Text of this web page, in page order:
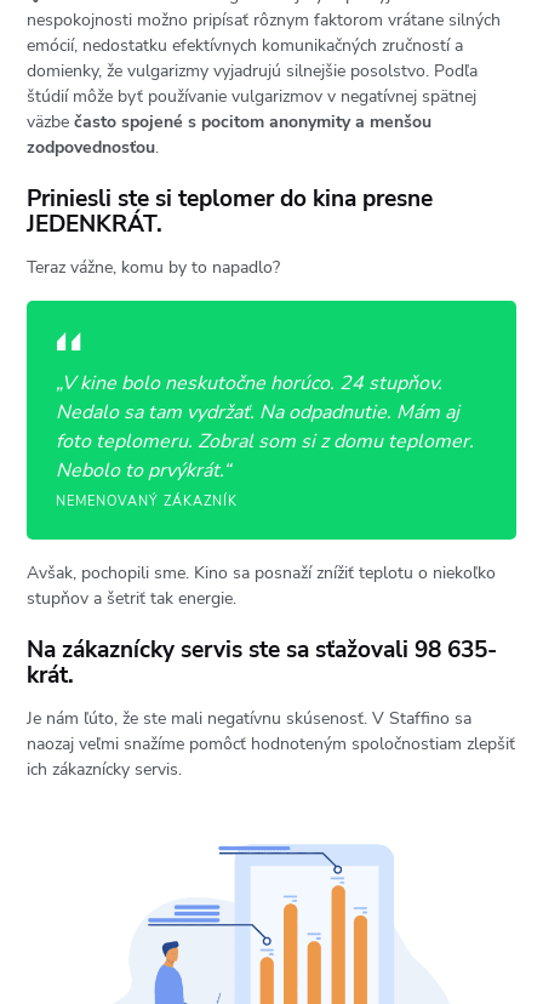
nespokojnosti možno pripísať rôznym faktorom vrátane silných
emócií, nedostatku efektívnych komunikačných zručností a
domienky, že vulgarizmy vyjadrujú silnejšie posolstvo. Podľa
štúdií môže byť používanie vulgarizmov v negatívnej spätnej
väzbečasto spojené s pocitom anonymity a menšou
zodpovednosťou.
Priniesli ste si teplomer do kina presne
JEDENKRÁT.
Teraz vážne, komu by to napadlo?
„V kine bolo neskutočne horúco. 24 stupňov.
Nedalo sa tam vydržať. Na odpadnutie. Mám aj
foto teplomeru. Zobral som si z domu teplomer.
Nebolo to prvýkrát.“
NEMENOVANÝ ZÁKAZNÍK
Avšak, pochopili sme. Kino sa posnaží znížiť teplotu o niekoľko
stupňov a šetriť tak energie.
Na zákaznícky servis ste sa sťažovali 98 635-
krát.
Je nám ľúto, že ste mali negatívnu skúsenosť. V Staffino sa
naozaj veľmi snažíme pomôcť hodnoteným spoločnostiam zlepšiť
ich zákaznícky servis.